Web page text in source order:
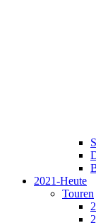
2021-Heute
Touren